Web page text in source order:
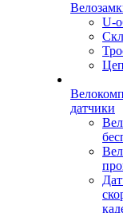
U-
датчики